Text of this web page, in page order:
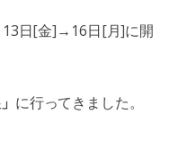
13日[金]→16日[月]に開
に行ってきました。